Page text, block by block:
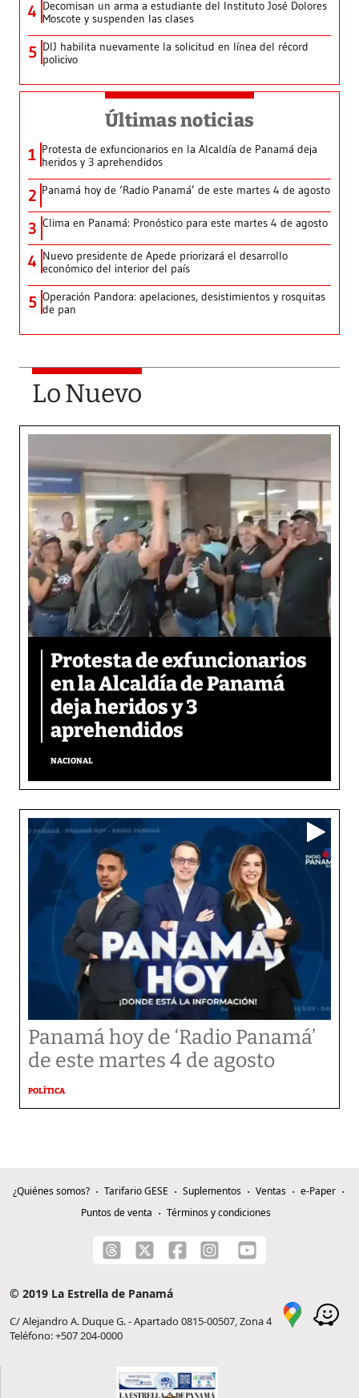
4 Decomisan un arma a estudiante del Instituto José Dolores
Moscote y suspenden las clases
5 DIJ habilita nuevamente la solicitud en línea del récord
policivo
Últimas noticias
1 Protesta de exfuncionarios en la Alcaldía de Panamá deja
heridos y 3 aprehendidos
2 Panamá hoy de ‘Radio Panamá’ de este martes 4 de agosto
3 Clima en Panamá: Pronóstico para este martes 4 de agosto
4 Nuevo presidente de Apede priorizará el desarrollo
económico del interior del país
5 Operación Pandora: apelaciones, desistimientos y rosquitas
de pan
Lo Nuevo
Protesta de exfuncionarios
en la Alcaldía de Panamá
deja heridos y 3
aprehendidos
NACIONAL
Panamá hoy de ‘Radio Panamá’
de este martes 4 de agosto
POLÍTICA
¿Quiénes somos? Tarifario GESE Suplementos Ventas
e-Paper
Puntos de venta
Términos y condiciones
© 2019 La Estrella de Panamá
C/ Alejandro A. Duque G. - Apartado 0815-00507, Zona 4
Teléfono: +507 204-0000